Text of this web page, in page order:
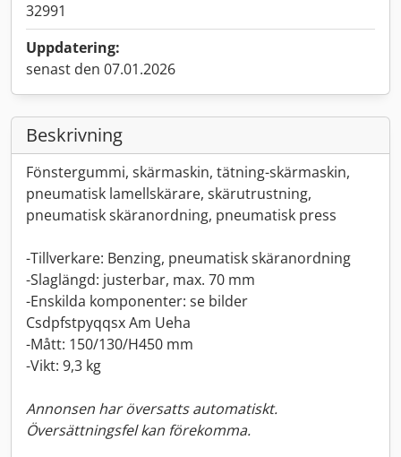
32991
Uppdatering:
senast den 07.01.2026
Beskrivning
Fönstergummi, skärmaskin, tätning-skärmaskin,
pneumatisk lamellskärare, skärutrustning,
pneumatisk skäranordning, pneumatisk press
-Tillverkare: Benzing, pneumatisk skäranordning
-Slaglängd: justerbar, max. 70 mm
-Enskilda komponenter: se bilder
Csdpfstpyqqsx Am Ueha
-Mått: 150/130/H450 mm
-Vikt: 9,3 kg
Annonsen har översatts automatiskt.
Översättningsfel kan förekomma.